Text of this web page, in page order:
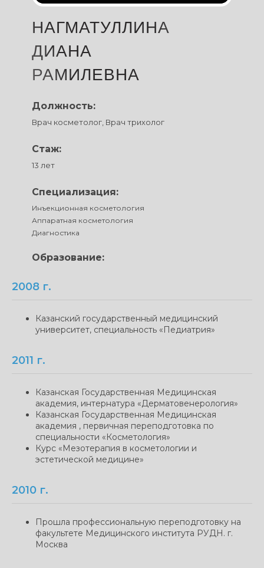
НАГМАТУЛЛИНА
ДИАНА
РАМИЛЕВНА
Должность:
Врач косметолог, Врач трихолог
Стаж:
13 лет
Специализация:
Инъекционная косметология
Аппаратная косметология
Диагностика
Образование:
2008 г.
Казанский государственный медицинский
университет, специальность «Педиатрия»
2011 г.
Казанская Государственная Медицинская
академия, интернатура «Дерматовенерология»
Казанская Государственная Медицинская
академия , первичная переподготовка по
специальности «Косметология»
Курс «Мезотерапия в косметологии и
эстетической медицине»
2010 г.
Прошла профессиональную переподготовку на
факультете Медицинского института РУДН. г.
Москва